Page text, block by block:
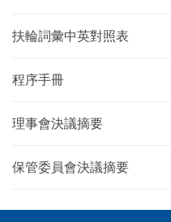
扶輪詞彙中英對照表
程序手冊
理事會決議摘要
保管委員會決議摘要